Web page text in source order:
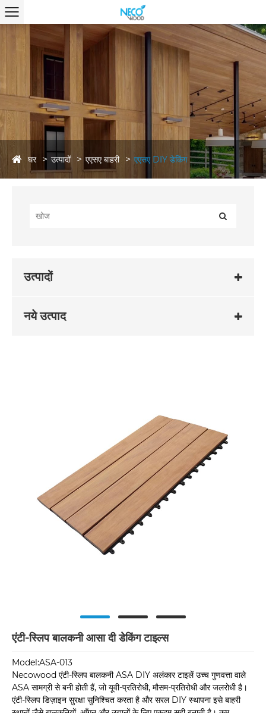
घर उत्पादों एएसए बाहरी एएसए DIY डेकिंग
उत्पादों
नये उत्पाद
एंटी-स्लिप बालकनी आसा दी डेकिंग टाइल्स
Model:ASA-013
Necowood एंटी-स्लिप बालकनी ASA DIY अलंकार टाइलें उच्च गुणवत्ता वाले
ASA सामग्री से बनी होती हैं, जो यूवी-प्रतिरोधी, मौसम-प्रतिरोधी और जलरोधी है।
एंटी-स्लिप डिज़ाइन सुरक्षा सुनिश्चित करता है और सरल DIY स्थापना इसे बाहरी